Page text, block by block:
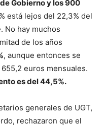
Gobierno y los 900
está lejos del 22,3% del
No hay muchos
de los años
, aunque entonces se
euros mensuales.
es del 44,5%.
generales de UGT,
rechazaron que el